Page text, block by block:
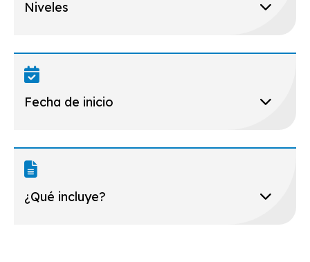
Niveles
Fecha de inicio
¿Qué incluye?